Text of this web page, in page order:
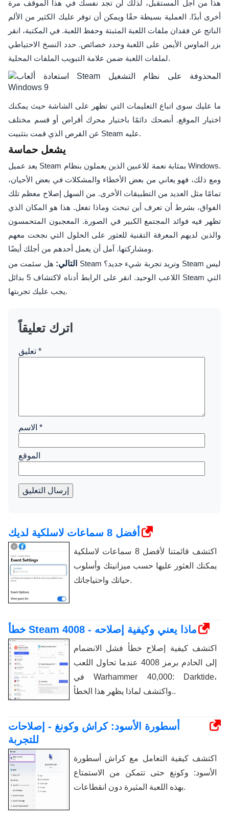
هذا من أجل المستقبل، لذلك لن تجد نفسك في هذا الموقف مرة
أخرى أبدًا. العملية بسيطة حقًا ويمكن أن توفر عليك الكثير من الألم
الناتج عن فقدان ملفات اللعبة المثبتة وحفظ اللعبة. في المكتبة، انقر
بزر الماوس الأيمن على اللعبة وحدد خصائص. حدد النسخ الاحتياطي
لملفات اللعبة ضمن علامة التبويب الملفات المحلية.
ما عليك سوى اتباع التعليمات التي تظهر على الشاشة حيث يمكنك
اختيار الموقع. أنصحك دائمًا باختيار محرك أقراص أو قسم مختلف
عن القرص الذي قمت بتثبيت Steam عليه.
يشعل حماسة
يعد عميل Steam بمثابة نعمة للاعبين الذين يعملون بنظام Windows.
ومع ذلك، فهو يعاني من بعض الأخطاء والمشكلات في بعض الأحيان،
تمامًا مثل العديد من التطبيقات الأخرى. من السهل إصلاح معظم تلك
الفواق، بشرط أن تعرف أين تبحث وماذا تفعل. هذا هو المكان الذي
تظهر فيه فوائد المجتمع الكبير في الصورة. المعجبون المتحمسون
والذين لديهم المعرفة التقنية للعثور على الحلول التي نجحت معهم
ومشاركتها. آمل أن يعمل أحدهم من أجلك أيضًا.
التالي: هل سئمت من Steam وتريد تجربة شيء جديد؟ Steam ليس
اللاعب الوحيد. انقر على الرابط أدناه لاكتشاف 5 بدائل Steam التي
يجب عليك تجربتها.
اترك تعليقاً
*
*
الموقع
إرسال التعليق
أفضل 8 سماعات لاسلكية لديك
اكتشف قائمتنا لأفضل 8 سماعات لاسلكية
يمكنك العثور عليها حسب ميزانيتك وأسلوب
حياتك واحتياجاتك.
خطأ Steam 4008 - ماذا يعني وكيفية إصلاحه
اكتشف كيفية إصلاح خطأ فشل الانضمام
إلى الخادم برمز 4008 عندما تحاول اللعب
في Warhammer 40,000: Darktide،
واكتشف لماذا يظهر هذا الخطأ..
أسطورة الأسود: كراش وكونغ - إصلاحات
للتجربة
اكتشف كيفية التعامل مع كراش أسطورة
الأسود: وكونغ حتى تتمكن من الاستمتاع
بهذه اللعبة المثيرة دون انقطاعات.